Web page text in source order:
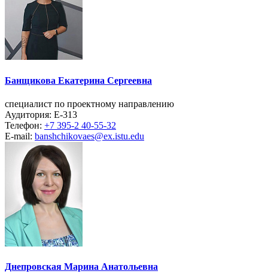
Банщикова Екатерина Сергеевна
специалист по проектному направлению
Аудитория: Е-313
Телефон: +7 395-2 40-55-32
E-mail: banshchikovaes@ex.istu.edu
Днепровская Марина Анатольевна